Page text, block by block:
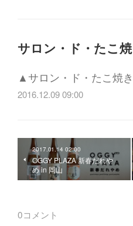
▲サロン・ド・たこ焼
2016.12.09 09:00
2017.01.14 02:00
OGGY PLAZA 新春だれや
め in 岡山
0コメント